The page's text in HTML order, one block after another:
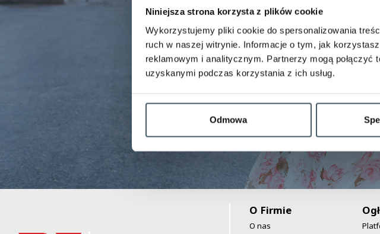
Niniejsza strona korzysta z plików cookie
Wykorzystujemy pliki cookie do spersonalizowania
ruch w naszej witrynie. Informacje o tym, jak
reklamowym i analitycznym. Partnerzy mogą
uzyskanymi podczas korzystania z ich usług.
Odmowa
Powrót
O Firmie
O nas